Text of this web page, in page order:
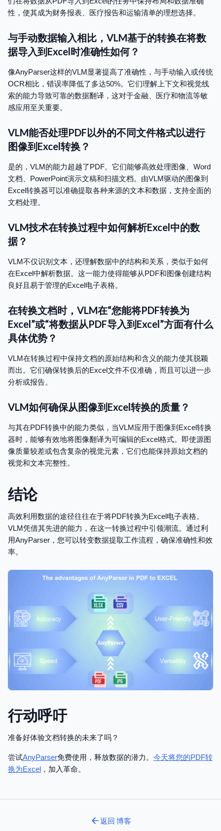
性，使其成为财务报表、医疗报告和运输清单的理想选择。
与手动数据输入相比，VLM基于的转换在将数
据导入到Excel时准确性如何？
像AnyParser这样的VLM显著提高了准确性，与手动输入或传统
OCR相比，错误率降低了多达50%。它们理解上下文和视觉线
索的能力导致可靠的数据翻译，这对于金融、医疗和物流等敏
感应用至关重要。
VLM能否处理PDF以外的不同文件格式以进行
图像到Excel转换？
是的，VLM的能力超越了PDF。它们能够高效处理图像、Word
文档、PowerPoint演示文稿和扫描文档。由VLM驱动的图像到
Excel转换器可以准确提取各种来源的文本和数据，支持全面的
文档处理。
VLM技术在转换过程中如何解析Excel中的数
据？
VLM不仅识别文本，还理解数据中的结构和关系，类似于如何
在Excel中解析数据。这一能力使得能够从PDF和图像创建结构
良好且易于管理的Excel电子表格。
在转换文档时，VLM在“您能将PDF转换为
Excel”或“将数据从PDF导入到Excel”方面有什么
具体优势？
VLM在转换过程中保持文档的原始结构和含义的能力使其脱颖
而出。它们确保转换后的Excel文件不仅准确，而且可以进一步
分析或报告。
VLM如何确保从图像到Excel转换的质量？
与其在PDF转换中的能力类似，当VLM应用于图像到Excel转换
器时，能够有效地将图像翻译为可编辑的Excel格式。即使源图
像质量较差或包含复杂的视觉元素，它们也能保持原始文档的
视觉和文本完整性。
结论
高效利用数据的途径往往在于将PDF转换为Excel电子表格。
VLM凭借其先进的能力，在这一转换过程中引领潮流。通过利
用AnyParser，您可以转变数据提取工作流程，确保准确性和效
率。
行动呼吁
准备好体验文档转换的未来了吗？
尝试AnyParser免费使用，释放数据的潜力。 今天将您的PDF转
换为Excel ，加入革命。
返回 博客